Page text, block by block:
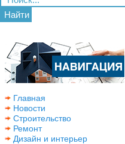
Найти
Главная
Новости
Строительство
Ремонт
Дизайн и интерьер